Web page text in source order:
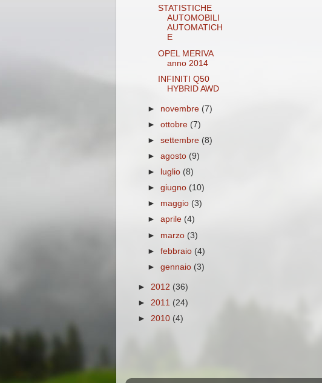
STATISTICHE
AUTOMOBILI
AUTOMATICH
E
OPEL MERIVA
anno 2014
INFINITI Q50
HYBRID AWD
► novembre (7)
►ottobre (7)
►settembre (8)
►agosto (9)
►
luglio (8)
►giugno (10)
► maggio (3)
►aprile (4)
► marzo (3)
►febbraio (4)
►gennaio (3)
► 2012 (36)
► 2011 (24)
► 2010 (4)